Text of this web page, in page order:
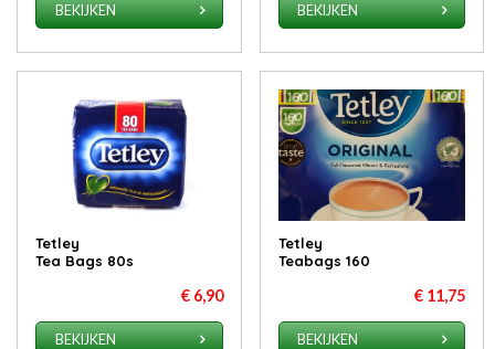
BEKIJKEN BEKIJKEN
Tetley
Tea Bags 80s
€ 6,90
BEKIJKEN
Tetley
Teabags 160
€ 11,75
BEKIJKEN